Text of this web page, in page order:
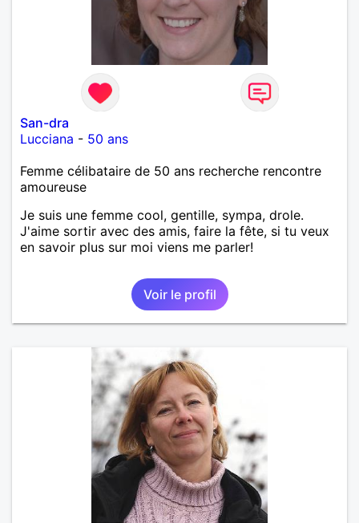
San-dra
Lucciana - 50 ans
Femme célibataire de 50 ans recherche rencontre
amoureuse
Je suis une femme cool, gentille, sympa, drole.
J'aime sortir avec des amis, faire la fête, si tu veux
en savoir plus sur moi viens me parler!
Voir le profil